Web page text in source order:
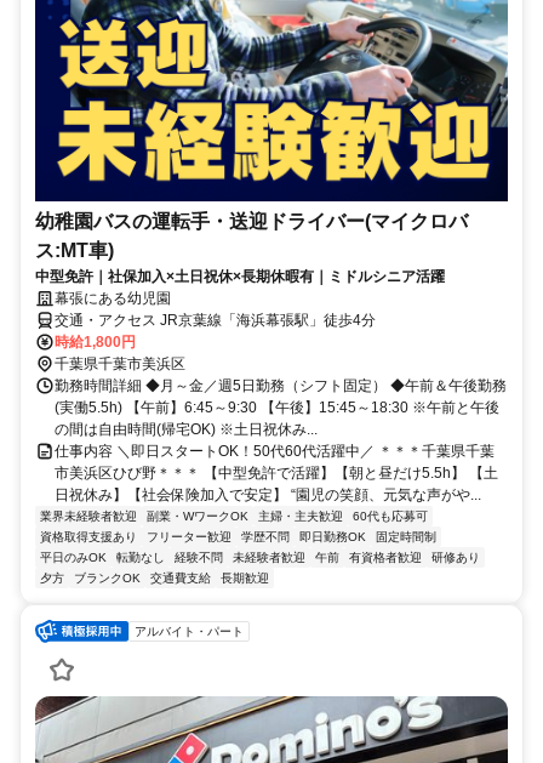
幼稚園バスの運転手・送迎ドライバー(マイクロバ
ス:MT車)
中型免許｜社保加入×土日祝休×長期休暇有｜ミドルシニア活躍
幕張にある幼児園
交通・アクセス JR京葉線「海浜幕張駅」徒歩4分
時給1,800円
千葉県千葉市美浜区
勤務時間詳細 ◆月～金／週5日勤務（シフト固定） ◆午前＆午後勤務
(実働5.5h) 【午前】6:45～9:30 【午後】15:45～18:30 ※午前と午後
の間は自由時間(帰宅OK) ※土日祝休み...
仕事内容 ＼即日スタートOK！50代60代活躍中／ ＊＊＊千葉県千葉
市美浜区ひび野＊＊＊ 【中型免許で活躍】【朝と昼だけ5.5h】 【土
日祝休み】【社会保険加入で安定】 “園児の笑顔、元気な声がや...
業界未経験者歓迎 副業・WワークOK 主婦・主夫歓迎
60代も応募可
資格取得支援あり
フリーター歓迎 学歴不問 即日勤務OK
固定時間制
平日のみOK
転勤なし 経験不問 未経験者歓迎 午前 有資格者歓迎
研修あり
夕方
ブランクOK 交通費支給 長期歓迎
アルバイト・パート